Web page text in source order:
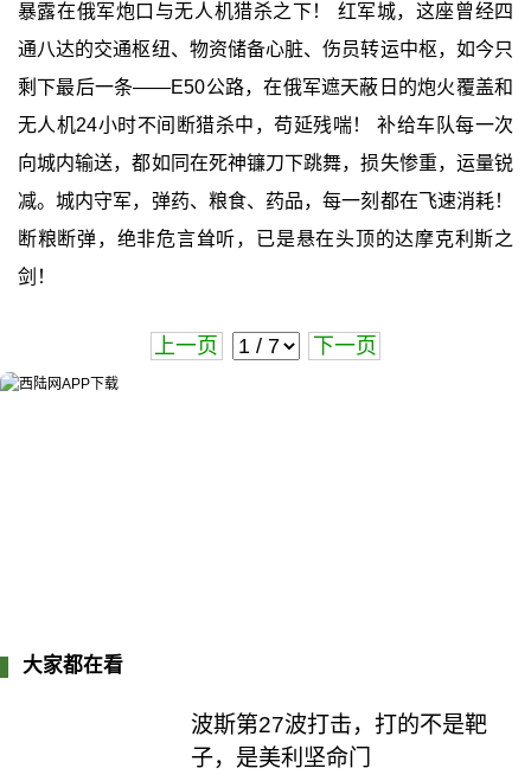
暴露在俄军炮口与无人机猎杀之下！ 红军城，这座曾经四
通八达的交通枢纽、物资储备心脏、伤员转运中枢，如今只
剩下最后一条——E50公路，在俄军遮天蔽日的炮火覆盖和
无人机24小时不间断猎杀中，苟延残喘！ 补给车队每一次
向城内输送，都如同在死神镰刀下跳舞，损失惨重，运量锐
减。城内守军，弹药、粮食、药品，每一刻都在飞速消耗！
断粮断弹，绝非危言耸听，已是悬在头顶的达摩克利斯之
剑！
上一页 下一页
大家都在看
波斯第27波打击，打的不是靶
子，是美利坚命门